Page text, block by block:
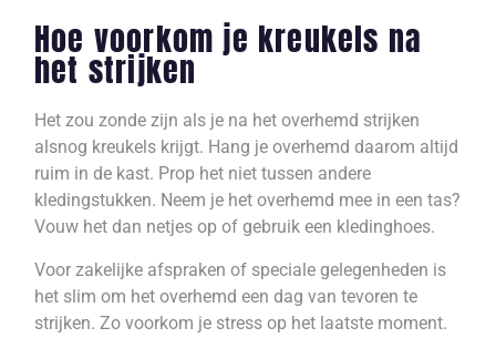
Hoe voorkom je kreukels na
het strijken
Het zou zonde zijn als je na het overhemd strijken
alsnog kreukels krijgt. Hang je overhemd daarom altijd
ruim in de kast. Prop het niet tussen andere
kledingstukken. Neem je het overhemd mee in een tas?
Vouw het dan netjes op of gebruik een kledinghoes.
Voor zakelijke afspraken of speciale gelegenheden is
het slim om het overhemd een dag van tevoren te
strijken. Zo voorkom je stress op het laatste moment.